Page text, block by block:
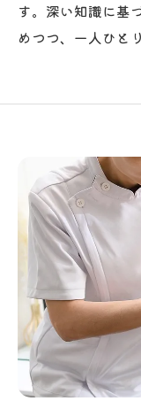
す。深い知識に基
めつつ、一人ひと